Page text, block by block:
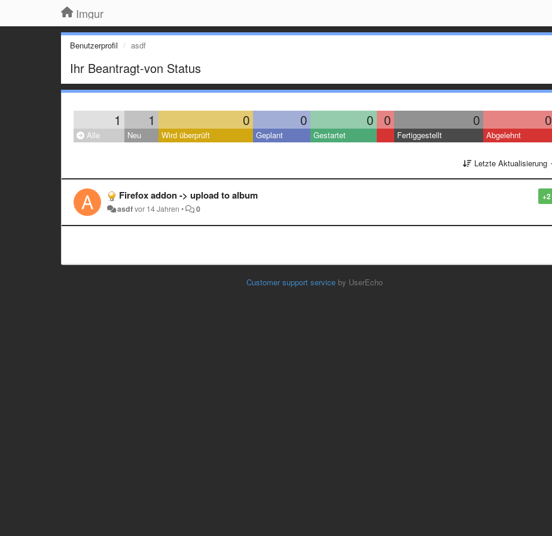
Imgur
Benutzerprofil asdf
Ihr Beantragt-von Status
1 1 0 0 0 0 0 0
Alle Neu Wird überprüft Geplant Gestartet Fertiggestellt Abgelehnt
Letzte Aktualisierung
+2
Firefox addon -> upload to album
asdfvor 14 Jahren • 0
Customer support serviceby UserEcho